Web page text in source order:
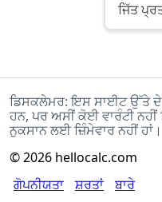
ਜਿੱਤ
ਡਿਸਕਲੇਮਰ: ਇਸ ਸਾਈਟ ਉੱਤੇ ਦੇ
ਹਨ, ਪਰ ਅਸੀਂ ਕੋਈ ਵਾਰੰਟੀ
ਨੁਕਸਾਨ ਲਈ ਜ਼ਿੰਮੇਵਾਰ ਨਹੀਂ ਹਾਂ।
©2026 hellocalc.com
ਗੋਪਨੀਯਤਾ
ਸ਼ਰਤਾਂ ਬਾਰੇ